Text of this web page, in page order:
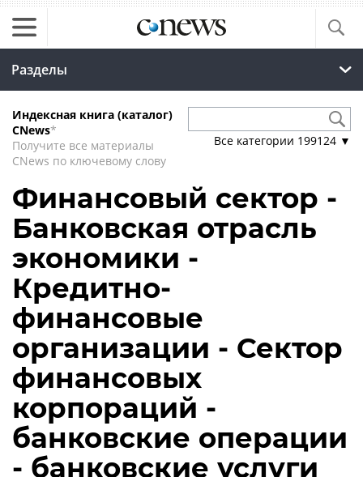
Разделы
Индексная книга (каталог)
CNews*
Получите все материалы
CNews по ключевому слову
Все категории 199124 ▼
Финансовый сектор -
Банковская отрасль
экономики -
Кредитно-
финансовые
организации - Сектор
финансовых
корпораций -
банковские операции
- банковские услуги